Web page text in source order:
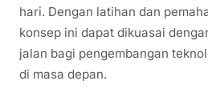
hari. Dengan latihan dan
konsep ini dapat dikuasai
jalan bagi pengembangan
di masa depan.